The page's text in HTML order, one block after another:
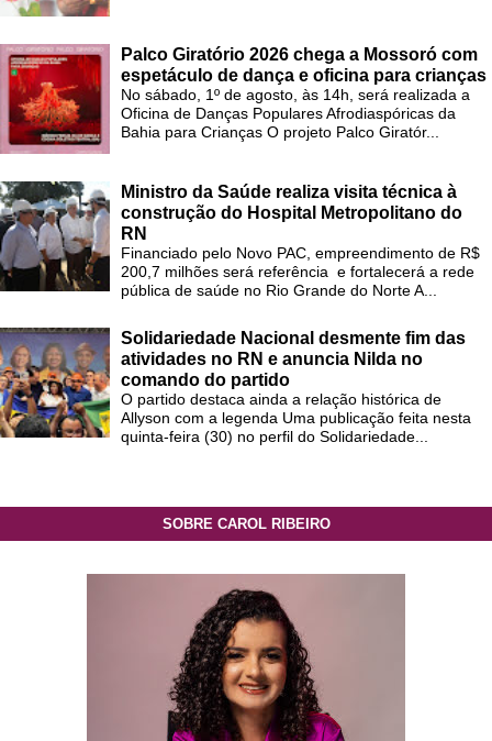
Palco Giratório 2026 chega a Mossoró com
espetáculo de dança e oficina para crianças
No sábado, 1º de agosto, às 14h, será realizada a
Oficina de Danças Populares Afrodiaspóricas da
Bahia para Crianças O projeto Palco Giratór...
Ministro da Saúde realiza visita técnica à
construção do Hospital Metropolitano do
RN
Financiado pelo Novo PAC, empreendimento de R$
200,7 milhões será referência e fortalecerá a rede
pública de saúde no Rio Grande do Norte A...
Solidariedade Nacional desmente fim das
atividades no RN e anuncia Nilda no
comando do partido
O partido destaca ainda a relação histórica de
Allyson com a legenda Uma publicação feita nesta
quinta-feira (30) no perfil do Solidariedade...
SOBRE CAROL RIBEIRO